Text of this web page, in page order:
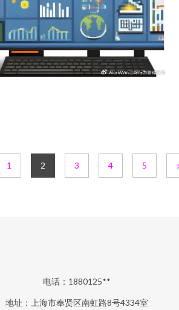
1 2 3 4 5
电话：1880125**
地址：上海市奉贤区南虹路8号4334室